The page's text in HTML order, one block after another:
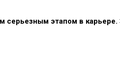
этапом в карьере.